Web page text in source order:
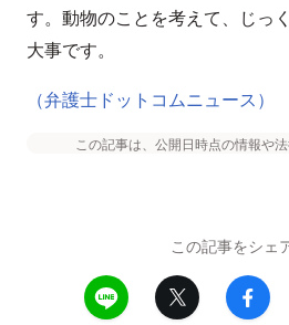
す。動物のことを考えて、じっ
大事です。
（弁護士ドットコムニュース）
この記事は、公開日時点の情報や
この記事をシェ